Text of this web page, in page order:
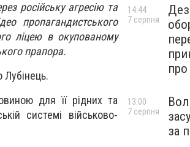
російську агресію та
пропагандистського
ліцею в окупованому
прапора.
для її рідних та
системі військово-
про
14:44
7 серпня
за
13:00
7 серпня